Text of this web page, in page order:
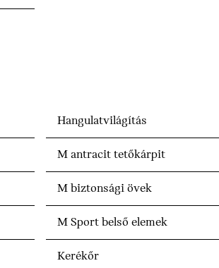
Hangulatvilágítás
M antracit tetőkárpit
M biztonsági övek
M Sport belső elemek
Kerékőr